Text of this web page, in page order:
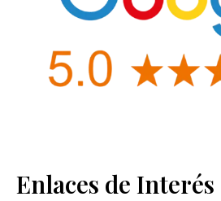
Enlaces de Interés